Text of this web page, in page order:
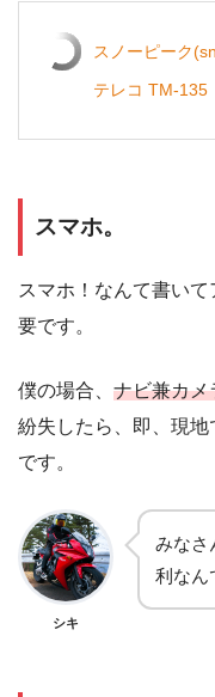
スノーピーク
テレコ TM-135
スマホ。
スマホ！なんて書い
要です。
僕の場合、 ナビ兼カメ
紛失したら、即、現
です。
シキ
みなさ
利なん